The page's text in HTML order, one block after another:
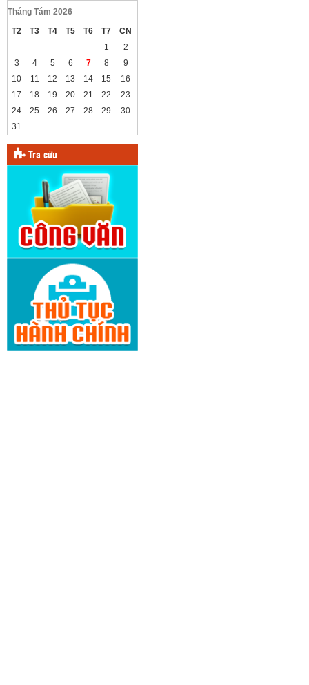
Tháng Tám 2026
T2
T3 T4 T5 T6 T7
CN
1
2
3
4 5 6 7 8
9
10
11 12 13 14 15
16
17
18 19 20 21 22
23
24
25 26 27 28 29
30
31
Tra cứu